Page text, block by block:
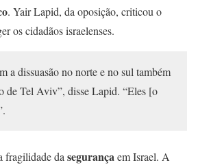
. Yair Lapid, da oposição, criticou o
os cidadãos israelenses.
a dissuasão no norte e no sul também
de Tel Aviv”, disse Lapid. “Eles [o
fragilidade da segurançaem Israel. A